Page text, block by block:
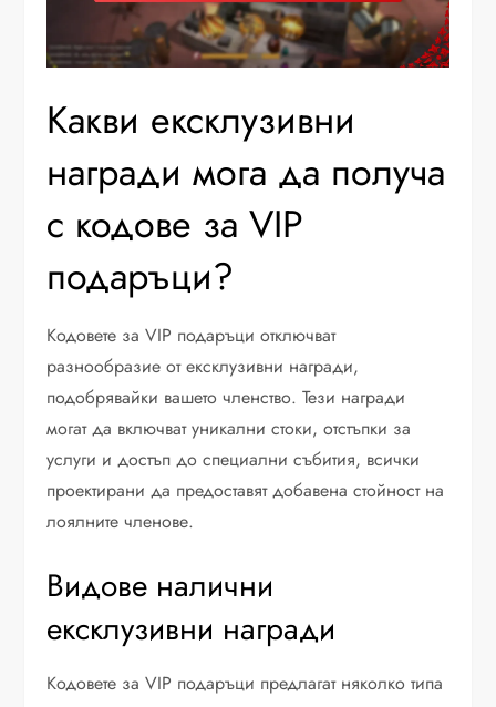
Какви ексклузивни
награди мога да получа
с кодове за VIP
подаръци?
Кодовете за VIP подаръци отключват
разнообразие от ексклузивни награди,
подобрявайки вашето членство. Тези награди
могат да включват уникални стоки, отстъпки за
услуги и достъп до специални събития, всички
проектирани да предоставят добавена стойност на
лоялните членове.
Видове налични
ексклузивни награди
Кодовете за VIP подаръци предлагат няколко типа